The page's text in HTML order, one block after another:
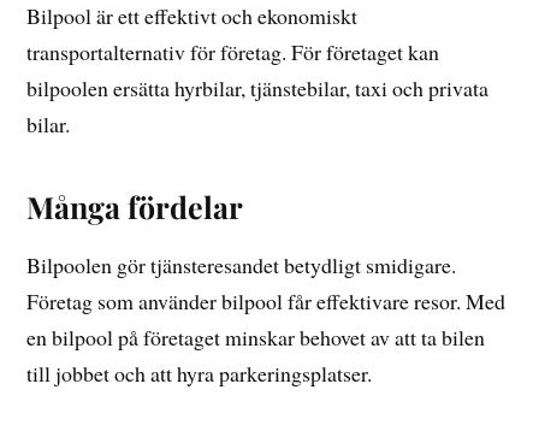
Bilpool är ett effektivt och ekonomiskt
transportalternativ för företag. För företaget kan
bilpoolen ersätta hyrbilar, tjänstebilar, taxi och privata
bilar.
Många fördelar
Bilpoolen gör tjänsteresandet betydligt smidigare.
Företag som använder bilpool får effektivare resor. Med
en bilpool på företaget minskar behovet av att ta bilen
till jobbet och att hyra parkeringsplatser.